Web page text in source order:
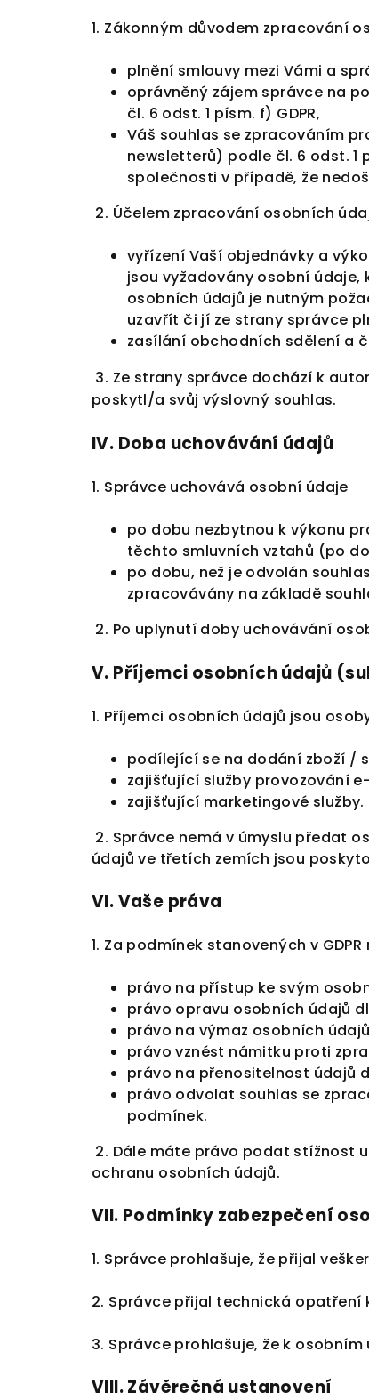
1. Zákonným důvodem zpracování
plnění smlouvy mezi Vámi a
oprávněný zájem správce na
čl. 6 odst. 1 písm. f) GDPR,
Váš souhlas se zpracováním
newsletterů) podle čl. 6 odst. 1
společnosti v případě, že
2. Účelem zpracování osobních
vyřízení Vaší objednávky a
jsou vyžadovány osobní
osobních údajů je nutným
uzavřít či jí ze strany správce
zasílání obchodních sdělení a
3. Ze strany správce dochází k
poskytl/a svůj výslovný souhlas.
IV. Doba uchovávání údajů
1. Správce uchovává osobní údaje
po dobu nezbytnou k výkonu
těchto smluvních vztahů (po
po dobu, než je odvolán
zpracovávány na základě
2. Po uplynutí doby uchovávání
V. Příjemci osobních údajů
1. Příjemci osobních údajů jsou
podílející se na dodání zboží /
zajišťující služby provozování
zajišťující marketingové služby.
2. Správce nemá v úmyslu předat
údajů ve třetích zemích jsou
VI.Vaše práva
1. Za podmínek stanovených v
právo na přístup ke svým
právo opravu osobních údajů
právo na výmaz osobních údajů
právo vznést námitku proti
právo na přenositelnost údajů
právo odvolat souhlas se
podmínek.
2. Dále máte právo podat stížnost
ochranu osobních údajů.
VII. Podmínky zabezpečení
1. Správce prohlašuje, že přijal
2. Správce přijal technická
3. Správce prohlašuje, že k
VIII.Závěrečná ustanovení